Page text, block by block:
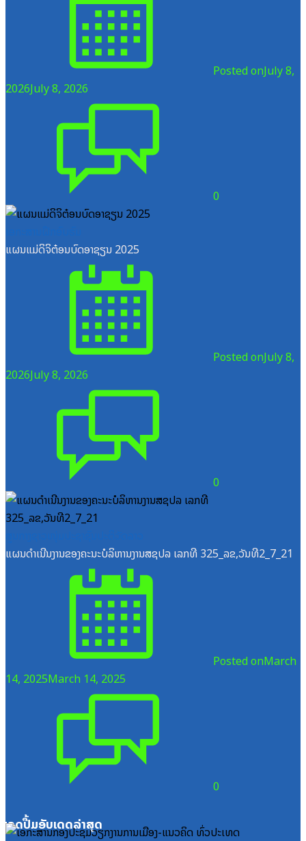
Posted onJuly 8,
2026July 8, 2026
0
ແຜນແມ່ດິຈິຕ໋ອນບົດອາຊຽນ 2025
Posted onJuly 8,
2026July 8, 2026
0
ແຜນດຳເນີນງານຂອງຄະນະບໍລິຫານງານສຊປລ ເລກທີ 325_ລຂ,ວັນທີ2_7_21
Posted onMarch
14, 2025March 14, 2025
0
ດປື້ມອັບເດດລ່າສຸດ